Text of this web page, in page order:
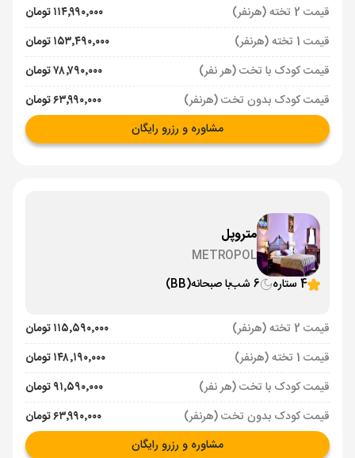
قیمت 2 تخته (هرنفر)
۱۱۴٬۹۹۰٬۰۰۰ تومان
قیمت 1 تخته (هرنفر)
۱۵۳٬۴۹۰٬۰۰۰ تومان
قیمت کودک با تخت (هر نفر)
۷۸٬۷۹۰٬۰۰۰ تومان
قیمت کودک بدون تخت (هرنفر)
۶۳٬۹۹۰٬۰۰۰ تومان
مشاوره و رزرو رایگان
متروپل
METROPOL
4 ستاره
6 شب با صبحانه(BB)
قیمت 2 تخته (هرنفر)
۱۱۵٬۵۹۰٬۰۰۰ تومان
قیمت 1 تخته (هرنفر)
۱۴۸٬۱۹۰٬۰۰۰ تومان
قیمت کودک با تخت (هر نفر)
۹۱٬۵۹۰٬۰۰۰ تومان
قیمت کودک بدون تخت (هرنفر)
۶۳٬۹۹۰٬۰۰۰ تومان
مشاوره و رزرو رایگان